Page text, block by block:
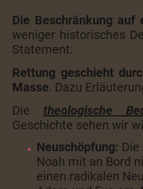
Die Beschränkung auf
weniger historisches
Statement:
Rettung geschieht
Masse. Dazu
Die theologische
Geschichte sehen wir
Neuschöpfung:
Noah mit an Bord
einen radikalen